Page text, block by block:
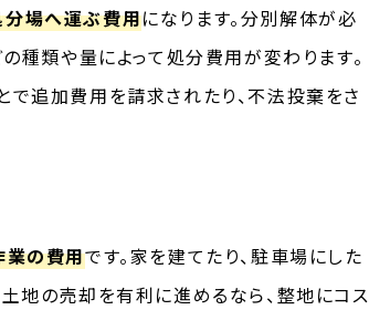
場へ運ぶ費用になります。分別解体が必
種類や量によって処分費用が変わります。
追加費用を請求されたり、不法投棄をさ
業の費用です。家を建てたり、駐車場にした
地の売却を有利に進めるなら、整地にコス